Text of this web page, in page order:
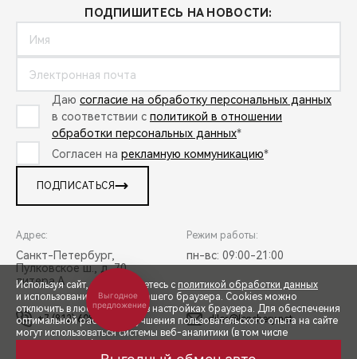
СПЕЦПРЕДЛОЖЕНИЯ
ПОДПИШИТЕСЬ НА НОВОСТИ:
Даю согласие на обработку персональных данных
в соответствии с политикой в отношении
обработки персональных данных*
Согласен на рекламную коммуникацию*
ПОДПИСАТЬСЯ
Адрес:
Санкт-Петербург,
Пулковское ш., д. 70,
литера А
Режим работы:
пн-вс: 09:00-21:00
+7 (812) 608-50-58 diler@lenchery.net
Используя сайт, вы соглашаетесь с политикой обработки данных
и использованием cookies вашего браузера. Cookies можно
отключить в любой момент в настройках браузера. Для обеспечения
оптимальной работы и улучшения пользовательского опыта на сайте
могут использоваться системы веб-аналитики (в том числе
с применением указанных технологий и размещением cookie-
Выгодное
предложение